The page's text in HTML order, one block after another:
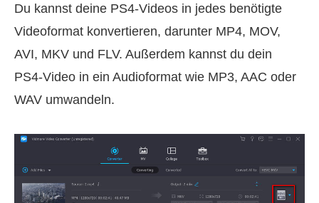
Du kannst deine PS4‑Videos in jedes benötigte
Videoformat konvertieren, darunter MP4, MOV,
AVI, MKV und FLV. Außerdem kannst du dein
PS4‑Video in ein Audioformat wie MP3, AAC oder
WAV umwandeln.